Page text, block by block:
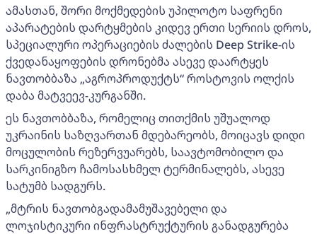
ამასთან, შორი მოქმედების უპილოტო საფრენი
აპარატების დარტყმების კიდევ ერთი სერიის დროს,
სპეციალური ოპერაციების ძალების Deep Strike-ის
ქვედანაყოფების დრონებმა ასევე დაარტყეს
ნავთობბაზა „აგროპროდუქტს“ როსტოვის ოლქის
დაბა მატვეევ-კურგანში.
ეს ნავთობბაზა, რომელიც თითქმის უშუალოდ
უკრაინის საზღვართან მდებარეობს, მოიცავს დიდი
მოცულობის რეზერვუარებს, საავტომობილო და
სარკინიგზო ჩამოსასხმელ ტერმინალებს, ასევე
სატუმბ სადგურს.
„მტრის ნავთობგადამამუშავებელი და
ლოჯისტიკური ინფრასტრუქტურის განადგურება